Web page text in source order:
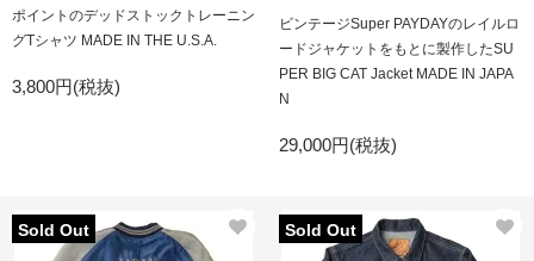
ポイントのデッドストックトレーニン
グTシャツ MADE IN THE U.S.A.
3,800円(税抜)
ビンテージSuper PAYDAYのレイルロ
ードジャケットをもとに製作したSU
PER BIG CAT Jacket MADE IN JAPA
N
29,000円(税抜)
Sold Out Sold Out